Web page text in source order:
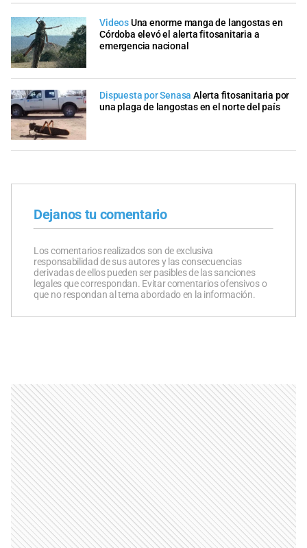
VideosUna enorme manga de langostas en
Córdoba elevó el alerta fitosanitaria a
emergencia nacional
Dispuesta por Senasa Alerta fitosanitaria por
una plaga de langostas en el norte del país
Dejanos tu comentario
Los comentarios realizados son de exclusiva
responsabilidad de sus autores y las consecuencias
derivadas de ellos pueden ser pasibles de las sanciones
legales que correspondan. Evitar comentarios ofensivos o
que no respondan al tema abordado en la información.